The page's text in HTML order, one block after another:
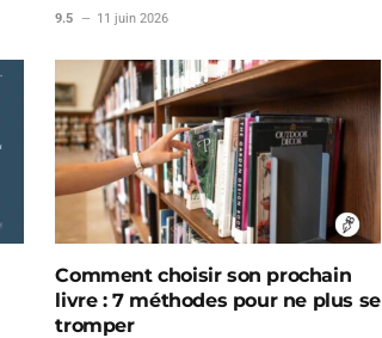
9.5 11 juin 2026
Comment choisir son prochain
livre : 7 méthodes pour ne plus se
tromper